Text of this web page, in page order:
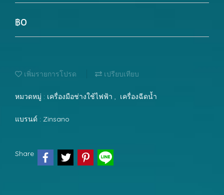
฿0
เพิ่มรายการโปรด เปรียบเทียบ
หมวดหมู่ : เครื่องมือช่างใช้ไฟฟ้า , เครื่องฉีดน้ำ
แบรนด์ : Zinsano
Share